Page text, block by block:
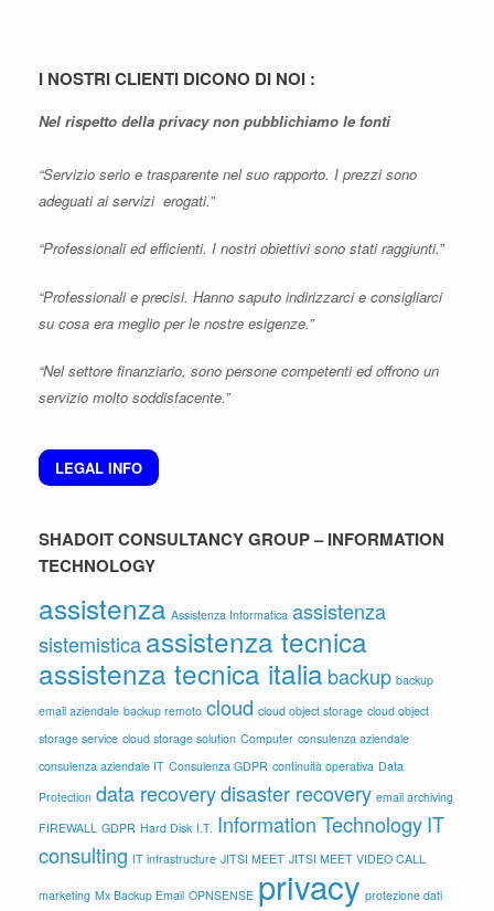
I NOSTRI CLIENTI DICONO DI NOI :
Nel rispetto della privacy non pubblichiamo le fonti
“Servizio serio e trasparente nel suo rapporto. I prezzi sono
adeguati ai servizi erogati.”
“Professionali ed efficienti. I nostri obiettivi sono stati raggiunti.”
“Professionali e precisi. Hanno saputo indirizzarci e consigliarci
su cosa era meglio per le nostre esigenze.”
“Nel settore finanziario, sono persone competenti ed offrono un
servizio molto soddisfacente.”
LEGAL INFO
SHADOIT CONSULTANCY GROUP – INFORMATION
TECHNOLOGY
assistenza Assistenza Informatica assistenza
sistemisticaassistenza tecnica
assistenza tecnica italia backup backup
email aziendale backup remoto cloud cloud object storage cloud object
storage service cloud storage solution Computer consulenza aziendale
consulenza aziendale IT Consulenza GDPR continuità operativa Data
Protection data recoverydisaster recovery email archiving
FIREWALL GDPR Hard Disk I.T. Information TechnologyIT
consulting IT infrastructure JITSI MEET JITSI MEET VIDEO CALL
marketing Mx Backup Email OPNSENSE privacy protezione dati